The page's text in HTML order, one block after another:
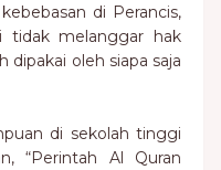
di Perancis,
tidak melanggar hak
dipakai oleh siapa saja
di sekolah tinggi
“Perintah Al Quran